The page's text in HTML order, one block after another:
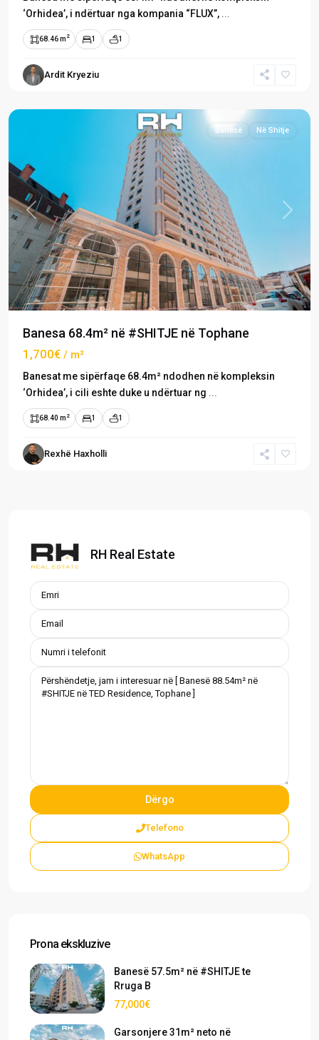
‘Orhidea’, i ndërtuar nga kompania “FLUX”, ...
68.46 m 2 1 1
Ardit Kryeziu
Tophane,
Previous Next
Banesë Në Shitje
Banesa 68.4m² në #SHITJE në Tophane
1,700€ / m²
Banesat me sipërfaqe 68.4m² ndodhen në kompleksin
‘Orhidea’, i cili eshte duke u ndërtuar ng ...
68.40 m 2 1 1
Rexhë Haxholli
RH Real Estate
Telefono
WhatsApp
Prona ekskluzive
Banesë 57.5m² në #SHITJE te
Rruga B
77,000€
Garsonjere 31m² neto në